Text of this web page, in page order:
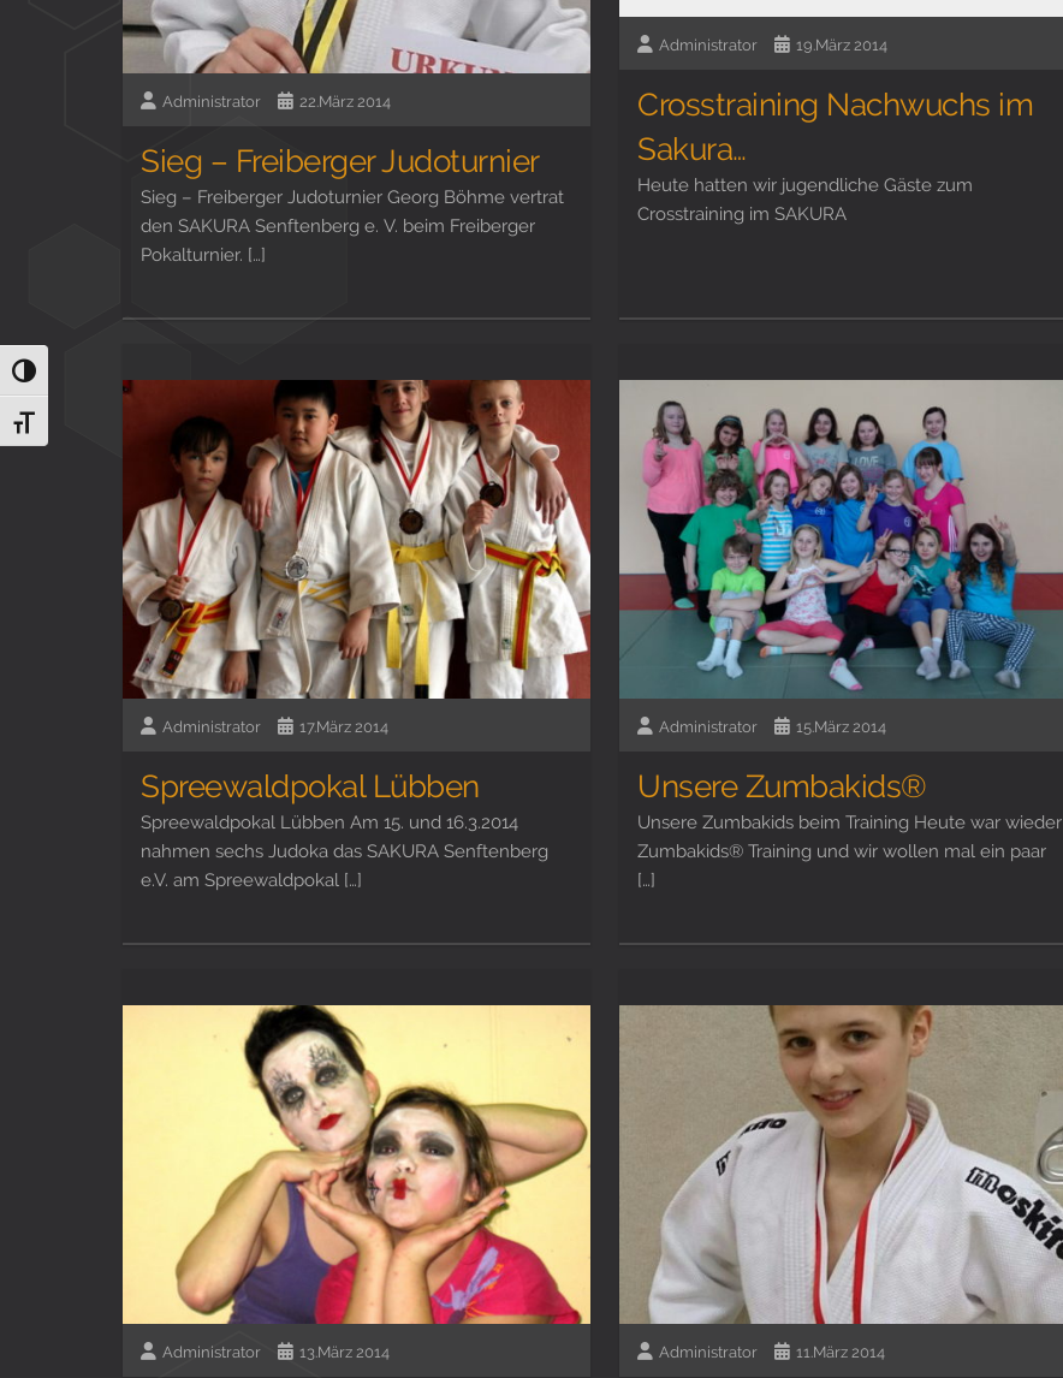
Umschalten auf hohe Kontraste
Schrift vergrößern
Administrator 22.März 2014
Sieg – Freiberger Judoturnier
Sieg – Freiberger Judoturnier Georg Böhme vertrat
den SAKURA Senftenberg e. V. beim Freiberger
Pokalturnier. […]
Administrator 19.März 2014
Crosstraining Nachwuchs im
Sakura…
Heute hatten wir jugendliche Gäste zum
Crosstraining im SAKURA
Administrator 17.März 2014
Spreewaldpokal Lübben
Spreewaldpokal Lübben Am 15. und 16.3.2014
nahmen sechs Judoka das SAKURA Senftenberg
e.V. am Spreewaldpokal […]
Administrator 15.März 2014
Unsere Zumbakids®
Unsere Zumbakids beim Training Heute war wieder
Zumbakids® Training und wir wollen mal ein paar
[…]
Administrator 13.März 2014 Administrator 11.März 2014